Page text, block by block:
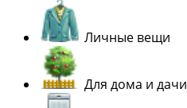
Личные вещи
Для дома и дачи